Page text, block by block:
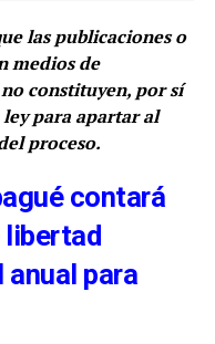
las publicaciones o
medios de
constituyen, por sí
para apartar al
proceso.
contará
libertad
para